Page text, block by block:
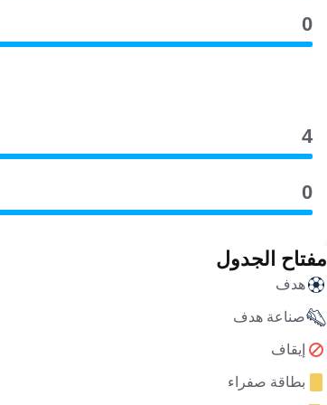
0
4
0
مفتاح الجدول
هدف
صناعة هدف
إيقاف
بطاقة صفراء